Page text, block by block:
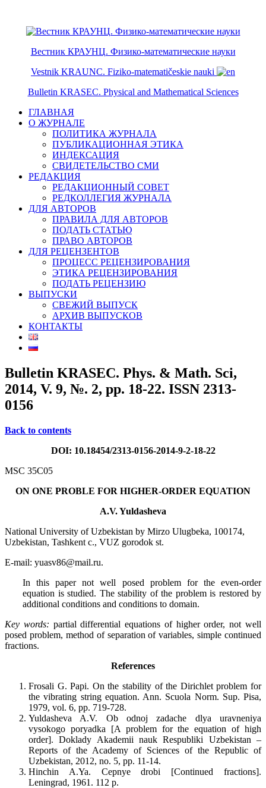
Вестник КРАУНЦ. Физико-математические науки
Vestnik KRAUNC. Fiziko-matematičeskie nauki
Bulletin KRASEC. Physical and Mathematical Sciences
ГЛАВНАЯ
О ЖУРНАЛЕ
ПОЛИТИКА ЖУРНАЛА
ПУБЛИКАЦИОННАЯ ЭТИКА
ИНДЕКСАЦИЯ
СВИДЕТЕЛЬСТВО СМИ
РЕДАКЦИЯ
РЕДАКЦИОННЫЙ СОВЕТ
РЕДКОЛЛЕГИЯ ЖУРНАЛА
ДЛЯ АВТОРОВ
ПРАВИЛА ДЛЯ АВТОРОВ
ПОДАТЬ СТАТЬЮ
ПРАВО АВТОРОВ
ДЛЯ РЕЦЕНЗЕНТОВ
ПРОЦЕСС РЕЦЕНЗИРОВАНИЯ
ЭТИКА РЕЦЕНЗИРОВАНИЯ
ПОДАТЬ РЕЦЕНЗИЮ
ВЫПУСКИ
СВЕЖИЙ ВЫПУСК
АРХИВ ВЫПУСКОВ
КОНТАКТЫ
Bulletin KRASEC. Phys. & Math. Sci,
2014, V. 9, №. 2, pp. 18-22. ISSN 2313-
0156
Back to contents
DOI: 10.18454/2313-0156-2014-9-2-18-22
MSC 35C05
ON ONE PROBLE FOR HIGHER-ORDER EQUATION
A.V. Yuldasheva
National University of Uzbekistan by Mirzo Ulugbeka, 100174,
Uzbekistan, Tashkent c., VUZ gorodok st.
E-mail: yuasv86@mail.ru.
In this paper not well posed problem for the even-order
equation is studied. The stability of the problem is restored by
additional conditions and conditions to domain.
Key words: partial differential equations of higher order, not well
posed problem, method of separation of variables, simple continued
fractions.
References
Frosali G. Papi. On the stability of the Dirichlet problem for
the vibrating string equation. Ann. Scuola Norm. Sup. Pisa,
1979, vol. 6, pp. 719-728.
Yuldasheva A.V. Ob odnoj zadache dlya uravneniya
vysokogo poryadka [A problem for the equation of high
order]. Doklady Akademii nauk Respubliki Uzbekistan –
Reports of the Academy of Sciences of the Republic of
Uzbekistan, 2012, no. 5, pp. 11-14.
Hinchin A.Ya. Cepnye drobi [Continued fractions].
Leningrad, 1961. 112 p.